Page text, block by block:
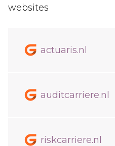
websites
actuaris.nl
auditcarriere.nl
riskcarriere.nl